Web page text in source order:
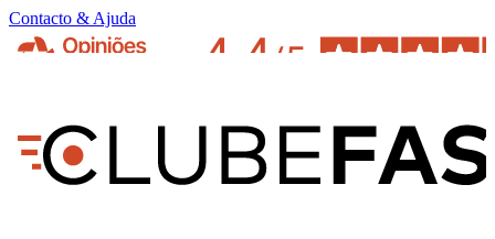
Contacto & Ajuda